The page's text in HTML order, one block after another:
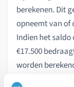
berekenen. Dit
opneemt van of
Indien het
€17.500
worden